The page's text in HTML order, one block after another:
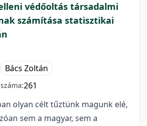
védőoltás társadalmi
számítása statisztikai
Bács Zoltán
261
olyan célt tűztünk magunk elé,
sem a magyar, sem a